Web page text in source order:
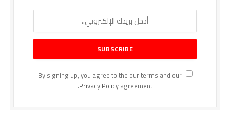
By signing up, you agree to the our terms and our
Privacy Policyagreement.